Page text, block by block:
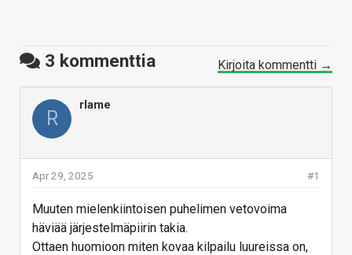
3 kommenttia Kirjoita kommentti →
R
rlame
#1
Apr 29, 2025
Muuten mielenkiintoisen puhelimen vetovoima
häviää järjestelmäpiirin takia.
Ottaen huomioon miten kovaa kilpailu luureissa on,